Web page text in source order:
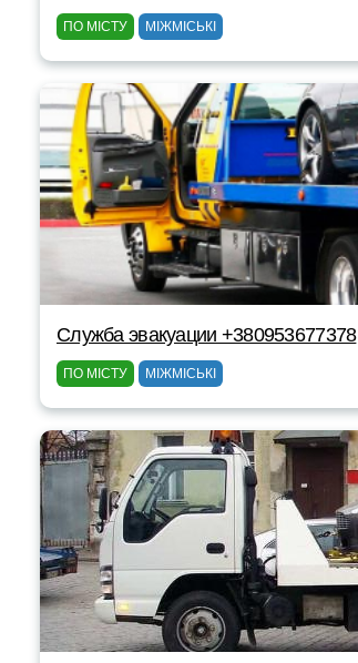
ПО МІСТУ МІЖМІСЬКІ
Служба эвакуации +380953677378
ПО МІСТУ МІЖМІСЬКІ